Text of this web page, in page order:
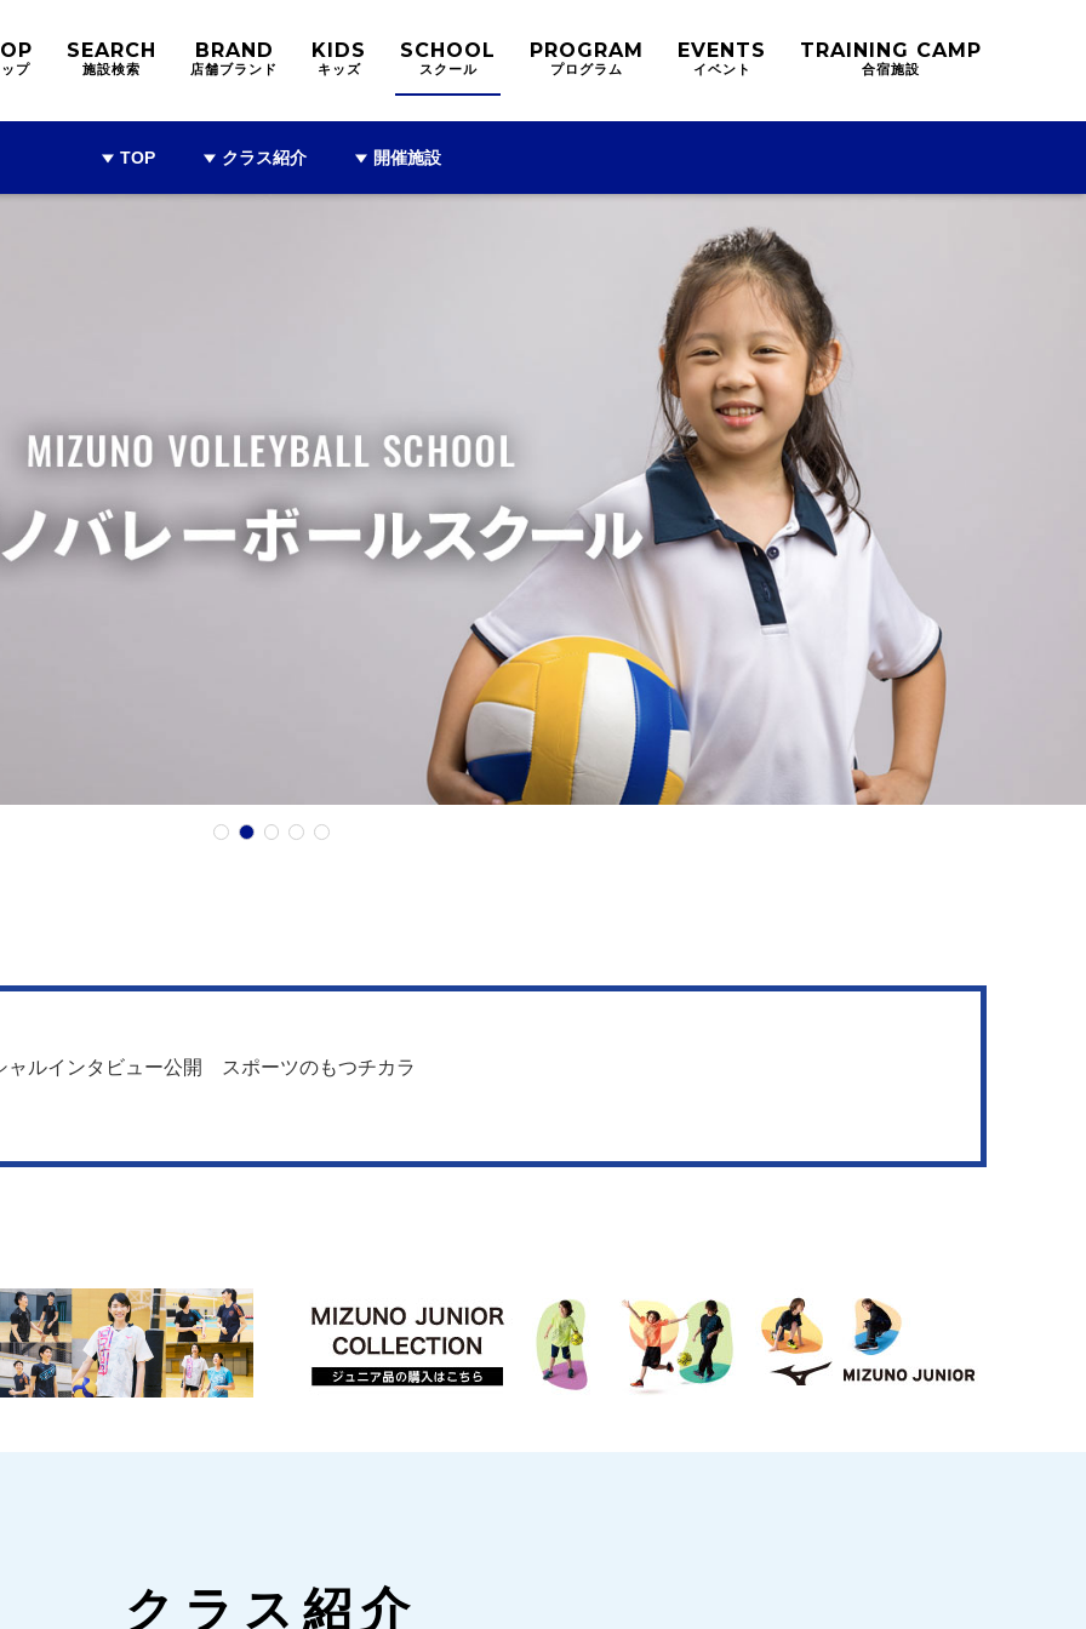
プ
SEARCH
施設検索
BRAND
店舗ブランド
KIDS
キッズ
SCHOOL
スクール
PROGRAM
プログラム
EVENTS
イベント
TRAINING CAMP
合宿施設
TOP クラス紹介 開催施設
ャルインタビュー公開 スポーツのもつチカラ
クラス紹介